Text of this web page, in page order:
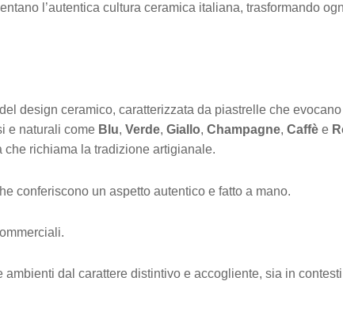
l’autentica cultura ceramica italiana, trasformando
design ceramico, caratterizzata da piastrelle che evocano
e naturali come Blu, Verde, Giallo, Champagne, Caffè e
richiama la tradizione artigianale.
conferiscono un aspetto autentico e fatto a mano.
dal carattere distintivo e accogliente, sia in